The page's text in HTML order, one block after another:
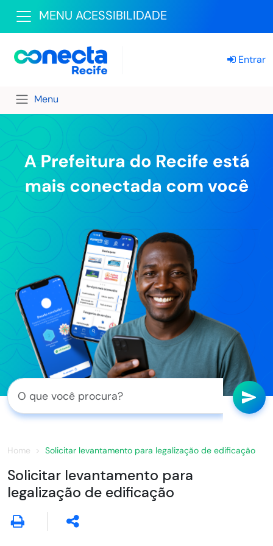
MENU ACESSIBILIDADE
Entrar
Menu
Home Solicitar levantamento para legalização de edificação
Solicitar levantamento para
legalização de edificação